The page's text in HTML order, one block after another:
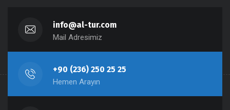
info@al-tur.com
Mail Adresimiz
+90 (236) 250 25 25
Hemen Arayın